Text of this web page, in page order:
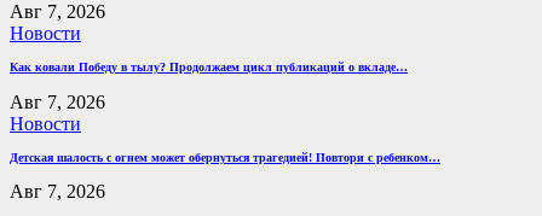
Авг 7, 2026
Новости
Как ковали Победу в тылу? Продолжаем цикл публикаций о вкладе…
Авг 7, 2026
Новости
Детская шалость с огнем может обернуться трагедией! Повтори с ребенком…
Авг 7, 2026